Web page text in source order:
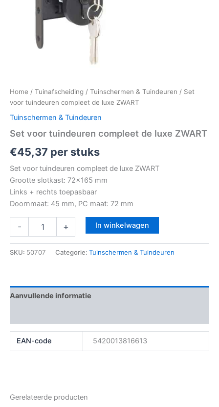
Home / Tuinafscheiding / Tuinschermen & Tuindeuren / Set
voor tuindeuren compleet de luxe ZWART
Tuinschermen & Tuindeuren
Set voor tuindeuren compleet de luxe ZWART
€45,37 per stuks
Set voor tuindeuren compleet de luxe ZWART
Grootte slotkast: 72×165 mm
Links + rechts toepasbaar
Doornmaat: 45 mm, PC maat: 72 mm
- + In winkelwagen
SKU: 50707 Categorie: Tuinschermen & Tuindeuren
Aanvullende informatie
EAN-code 5420013816613
Gerelateerde producten